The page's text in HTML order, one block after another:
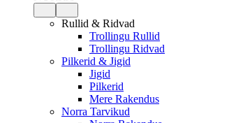
Rullid & Ridvad
Trollingu Rullid
Trollingu Ridvad
Pilkerid & Jigid
Jigid
Pilkerid
Mere Rakendus
Norra Tarvikud